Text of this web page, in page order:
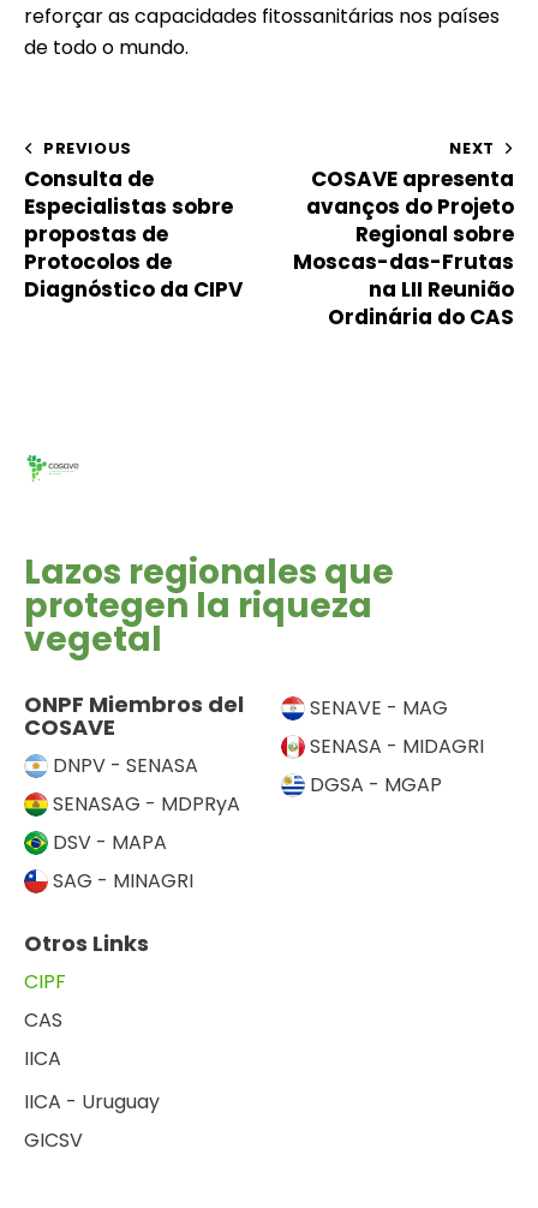
reforçar as capacidades fitossanitárias nos países
de todo o mundo.
PREVIOUS
Consulta de
Especialistas sobre
propostas de
Protocolos de
Diagnóstico da CIPV
NEXT
COSAVE apresenta
avanços do Projeto
Regional sobre
Moscas-das-Frutas
na LII Reunião
Ordinária do CAS
Lazos regionales que
protegen la riqueza
vegetal
ONPF Miembros del
COSAVE
DNPV - SENASA
SENASAG - MDPRyA
DSV - MAPA
SAG - MINAGRI
SENAVE - MAG
SENASA - MIDAGRI
DGSA - MGAP
Otros Links
CIPF
CAS
IICA
IICA - Uruguay
GICSV